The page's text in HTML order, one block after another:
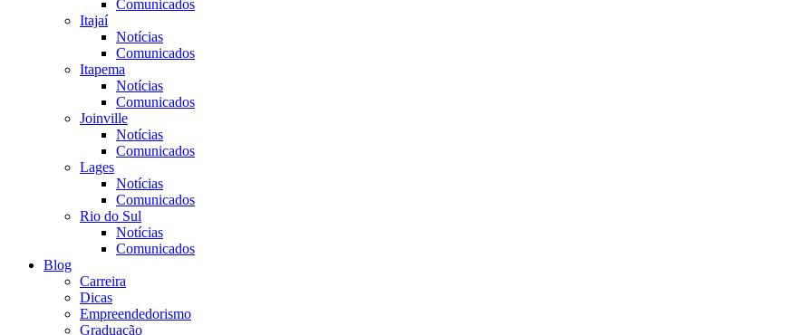
Comunicados
Itajaí
Notícias
Comunicados
Itapema
Notícias
Comunicados
Joinville
Notícias
Comunicados
Lages
Notícias
Comunicados
Rio do Sul
Notícias
Comunicados
Blog
Carreira
Dicas
Empreendedorismo
Graduação